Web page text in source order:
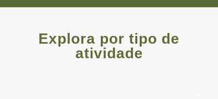
Explora por tipo de
atividade